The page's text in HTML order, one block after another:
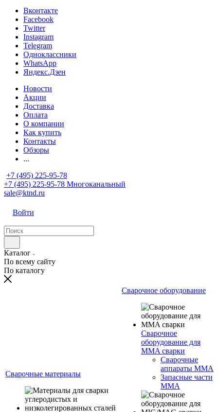
Вконтакте
Facebook
Twitter
Instagram
Telegram
Одноклассники
WhatsApp
Яндекс.Дзен
Новости
Акции
Доставка
Оплата
О компании
Как купить
Контакты
Обзоры
...
+7 (495) 225-95-78
+7 (495) 225-95-78 Многоканальный
sale@ktnd.ru
Войти
Каталог
По всему сайту
По каталогу
Сварочные материалы
Сварочное оборудование
Сварочное
оборудование для
MMA сварки
Сварочные
аппараты MMA
Запасные части
MMA